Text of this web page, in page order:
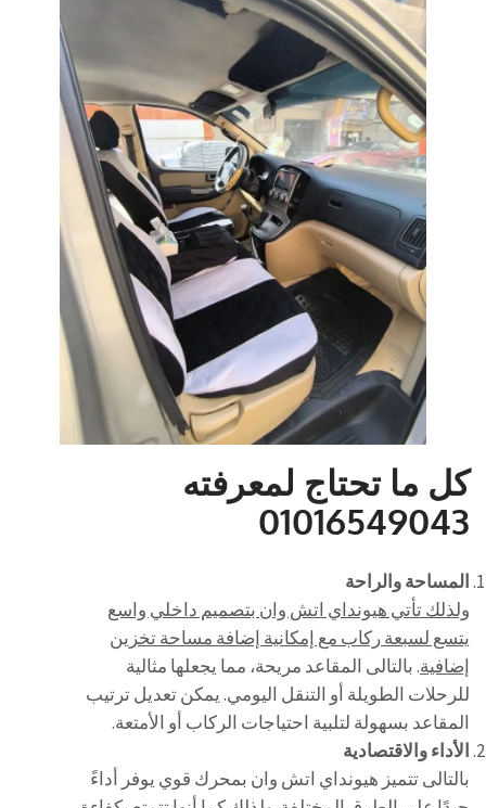
كل ما تحتاج لمعرفته
01016549043
المساحة والراحة
ولذلك تأتي هيونداي اتش وان بتصميم داخلي واسع
يتسع لسبعة ركاب مع إمكانية إضافة مساحة تخزين
إضافية. بالتالى المقاعد مريحة، مما يجعلها مثالية
للرحلات الطويلة أو التنقل اليومي. يمكن تعديل ترتيب
المقاعد بسهولة لتلبية احتياجات الركاب أو الأمتعة.
الأداء والاقتصادية
بالتالى تتميز هيونداي اتش وان بمحرك قوي يوفر أداءً